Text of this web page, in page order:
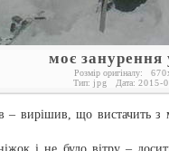
моє занурення
Розмір оригіналу: 670
Тип: jpg Дата: 2015-
– вирішив, що вистачить з